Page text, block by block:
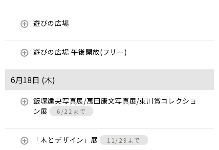
遊びの広場
遊びの広場 午後開放(フリー)
6月18日 (木)
飯塚達央写真展/萬田康文写真展/東川賞コレクショ
ン展
6/22まで
「木とデザイン」展 11/29まで